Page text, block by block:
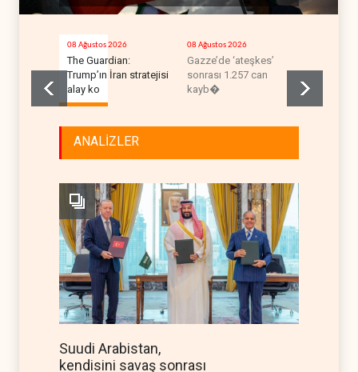
08 Ağustos 2026
The Guardian:
Trump’ın İran stratejisi
alay ko
08 Ağustos 2026
Gazze’de ‘ateşkes’
sonrası 1.257 can
kayb�
ANALİZLER
Suudi Arabistan,
kendisini savaş sonrası